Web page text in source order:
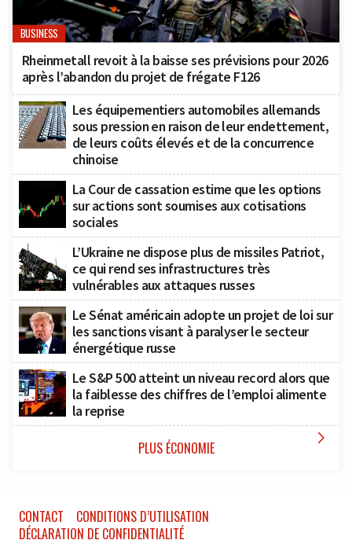
BUSINESS
Rheinmetall revoit à la baisse ses prévisions pour 2026
après l’abandon du projet de frégate F126
Les équipementiers automobiles allemands
sous pression en raison de leur endettement,
de leurs coûts élevés et de la concurrence
chinoise
La Cour de cassation estime que les options
sur actions sont soumises aux cotisations
sociales
L’Ukraine ne dispose plus de missiles Patriot,
ce qui rend ses infrastructures très
vulnérables aux attaques russes
Le Sénat américain adopte un projet de loi sur
les sanctions visant à paralyser le secteur
énergétique russe
Le S&P 500 atteint un niveau record alors que
la faiblesse des chiffres de l’emploi alimente
la reprise
PLUS ÉCONOMIE 
CONTACT
CONDITIONS D’UTILISATION
DÉCLARATION DE CONFIDENTIALITÉ